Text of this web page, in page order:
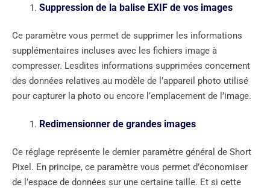
Suppression de la balise EXIF de vos images
Ce paramètre vous permet de supprimer les informations
supplémentaires incluses avec les fichiers image à
compresser. Lesdites informations supprimées concernent
des données relatives au modèle de l’appareil photo utilisé
pour capturer la photo ou encore l’emplacement de l’image.
Redimensionner de grandes images
Ce réglage représente le dernier paramètre général de Short
Pixel. En principe, ce paramètre vous permet d’économiser
de l’espace de données sur une certaine taille. Et si cette